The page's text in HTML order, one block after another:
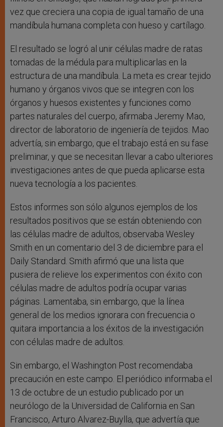
vez que creciera una copia de igual tamaño de una
mandíbula humana completa con hueso y cartílago.
El resultado se logró al unir células madre de ratas
tomadas de la médula para multiplicarlas en la
estructura de una mandíbula. La meta es crear tejido
humano y órganos vivos que se integren con los
órganos y huesos existentes y funciones como
partes naturales del cuerpo, afirmaba Jeremy Mao,
director de laboratorio de ingeniería de tejidos. Mao
advertía, sin embargo, que el trabajo está en su fase
preliminar, y que se necesitan llevar a cabo ulteriores
investigaciones antes de que pueda aplicarse esta
nueva tecnología a los pacientes.
Estos informes son sólo algunos ejemplos de los
resultados positivos que se están obteniendo con
las células madre de adultos, observaba Wesley
Smith en un comentario del 3 de diciembre para el
Daily Standard. Smith afirmó que una lista que
pusiera de relieve los experimentos con éxito con
células madre de adultos podría ocupar varias
páginas. Lamentaba, sin embargo, que la línea
general de los medios ignorara con frecuencia o
quitara importancia a los éxitos de la investigación
con células madre de adultos.
Sin embargo, el Washington Post recomendaba
precaución en este campo. El periódico informaba el
13 de octubre de un estudio publicado por un
neurólogo de la Universidad de California en San
Francisco, Arturo Alvarez-Buylla, que advertía que